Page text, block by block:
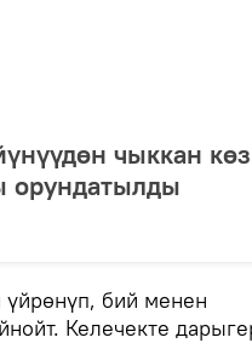
чыккан
орундатылды
үйрөнүп, бий менен
Келечекте